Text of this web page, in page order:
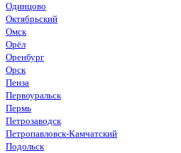
Одинцово
Октябрьский
Омск
Орёл
Оренбург
Орск
Пенза
Первоуральск
Пермь
Петрозаводск
Петропавловск-Камчатский
Подольск